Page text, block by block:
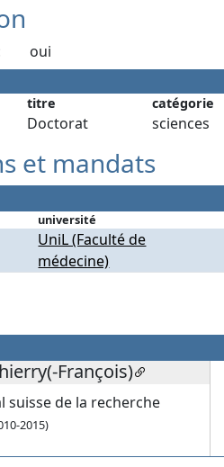
oui
titre catégorie
Doctorat sciences
et mandats
université
UniL (Faculté de
médecine)
François)
suisse de la recherche
2015)